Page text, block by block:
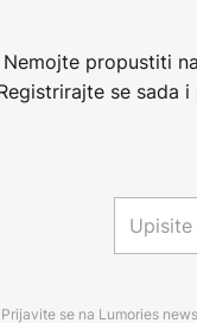
Nemojte propustiti
se sada
Prijavite se na Lumories